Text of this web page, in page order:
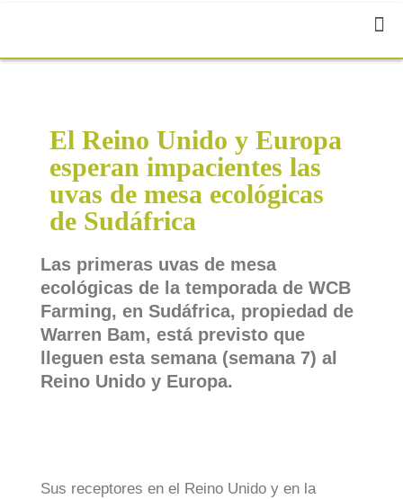
El Reino Unido y Europa
esperan impacientes las
uvas de mesa ecológicas
de Sudáfrica
Las primeras uvas de mesa
ecológicas de la temporada de WCB
Farming, en Sudáfrica, propiedad de
Warren Bam, está previsto que
lleguen esta semana (semana 7) al
Reino Unido y Europa.
Sus receptores en el Reino Unido y en la